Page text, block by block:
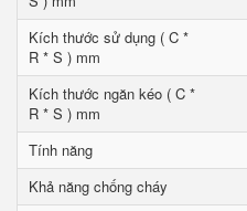
Kích thước sử dụng ( C *
R * S ) mm
Kích thước ngăn kéo ( C *
R * S ) mm
Tính năng
Khả năng chống cháy